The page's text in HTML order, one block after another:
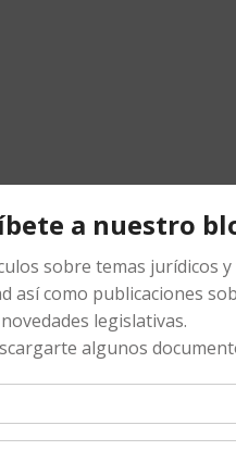
están marcados con *